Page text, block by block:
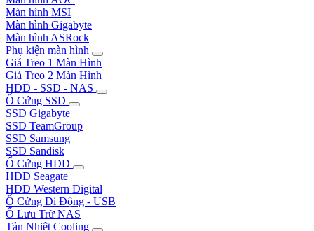
Màn hình MSI
Màn hình Gigabyte
Màn hình ASRock
Phụ kiện màn hình
Giá Treo 1 Màn Hình
Giá Treo 2 Màn Hình
HDD - SSD - NAS
Ổ Cứng SSD
SSD Gigabyte
SSD TeamGroup
SSD Samsung
SSD Sandisk
Ổ Cứng HDD
HDD Seagate
HDD Western Digital
Ổ Cứng Di Động - USB
Ổ Lưu Trữ NAS
Tản Nhiệt Cooling